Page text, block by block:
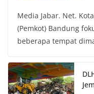
c
e
b
o
k
i
t
t
r
a
t
s
p
p
p
y
L
n
k
Media Jabar. Net.
(Pemkot) Bandung
beberapa tempat